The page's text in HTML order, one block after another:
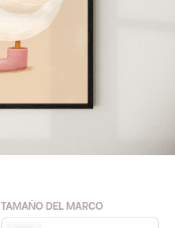
TAMAÑO DEL MARCO